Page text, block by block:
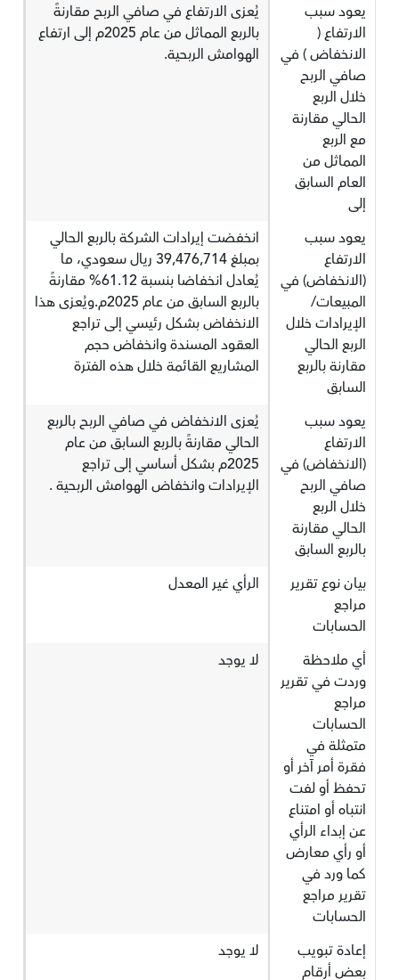
يعود سبب
الارتفاع (
الانخفاض ) في
صافي الربح
خلال الربع
الحالي مقارنة
مع الربع
المماثل من
العام السابق
إلى
يُعزى الارتفاع في صافي الربح مقارنةً
بالربع المماثل من عام 2025م إلى ارتفاع
الهوامش الربحية.
يعود سبب
الارتفاع
(الانخفاض) في
المبيعات/
الإيرادات خلال
الربع الحالي
مقارنة بالربع
السابق
انخفضت إيرادات الشركة بالربع الحالي
بمبلغ 39,476,714 ريال سعودي، ما
يُعادل انخفاضا بنسبة 61.12% مقارنةً
بالربع السابق من عام 2025م.ويُعزى هذا
الانخفاض بشكل رئيسي إلى تراجع
العقود المسندة وانخفاض حجم
المشاريع القائمة خلال هذه الفترة
يعود سبب
الارتفاع
(الانخفاض) في
صافي الربح
خلال الربع
الحالي مقارنة
بالربع السابق
يُعزى الانخفاض في صافي الربح بالربع
الحالي مقارنةً بالربع السابق من عام
2025م بشكل أساسي إلى تراجع
الإيرادات وانخفاض الهوامش الربحية .
بيان نوع تقرير
مراجع
الحسابات
الرأي غير المعدل
أي ملاحظة
وردت في تقرير
مراجع
الحسابات
متمثلة في
فقرة أمر آخر أو
تحفظ أو لفت
انتباه أو امتناع
عن إبداء الرأي
أو رأي معارض
كما ورد في
تقرير مراجع
الحسابات
لا يوجد
إعادة تبويب
بعض أرقام
لا يوجد